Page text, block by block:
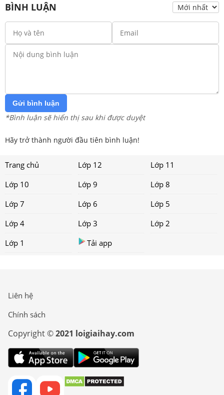
BÌNH LUẬN
Gửi bình luận
*Bình luận sẽ hiển thị sau khi được duyệt
Hãy trở thành người đầu tiên bình luận!
Trang chủ Lớp 12
Lớp 11
Lớp 10
Lớp 9
Lớp 8
Lớp 7
Lớp 6
Lớp 5
Lớp 4
Lớp 3
Lớp 2
Lớp 1
Tải app
Liên hệ
Chính sách
Copyright ©2021 loigiaihay.com